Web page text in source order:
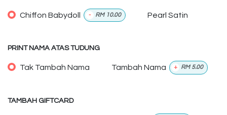
Chiffon Babydoll - RM 10.00 Pearl Satin
PRINT NAMA ATAS TUDUNG
Tak Tambah Nama Tambah Nama + RM 5.00
TAMBAH GIFTCARD